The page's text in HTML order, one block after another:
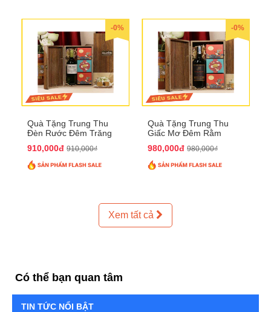
-0%
Quà Tặng Trung Thu
Đèn Rước Đêm Trăng
910,000đ 910,000₫
-0%
Quà Tặng Trung Thu
Giấc Mơ Đêm Rằm
980,000đ 980,000₫
Xem tất cả
Có thể bạn quan tâm
TIN TỨC NỔI BẬT